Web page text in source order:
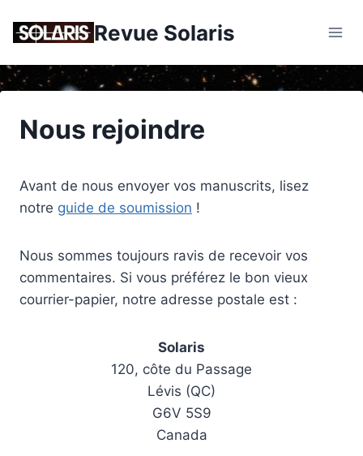
Revue Solaris
Nous rejoindre
Avant de nous envoyer vos manuscrits, lisez
notre guide de soumission !
Nous sommes toujours ravis de recevoir vos
commentaires. Si vous préférez le bon vieux
courrier-papier, notre adresse postale est :
Solaris
120, côte du Passage
Lévis (QC)
G6V 5S9
Canada